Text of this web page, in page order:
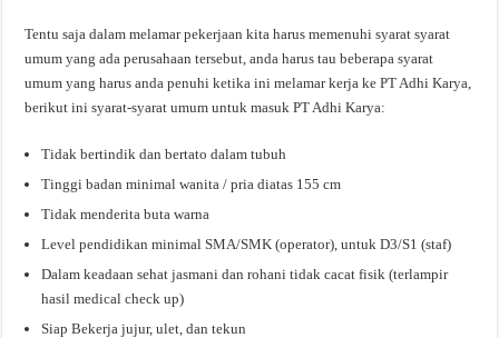
Tentu saja dalam melamar pekerjaan kita harus memenuhi syarat syarat
umum yang ada perusahaan tersebut, anda harus tau beberapa syarat
umum yang harus anda penuhi ketika ini melamar kerja ke PT Adhi Karya,
berikut ini syarat-syarat umum untuk masuk PT Adhi Karya:
Tidak bertindik dan bertato dalam tubuh
Tinggi badan minimal wanita / pria diatas 155 cm
Tidak menderita buta warna
Level pendidikan minimal SMA/SMK (operator), untuk D3/S1 (staf)
Dalam keadaan sehat jasmani dan rohani tidak cacat fisik (terlampir
hasil medical check up)
Siap Bekerja jujur, ulet, dan tekun